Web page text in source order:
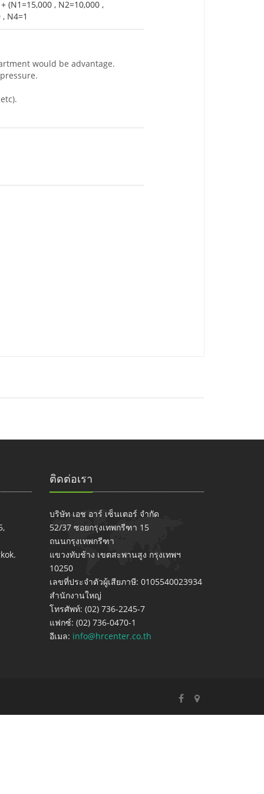
(N1=15,000 , N2=10,000 ,
N4=1
would be advantage.
ติดต่อเรา
บริษัท เอช อาร์ เซ็นเตอร์ จำกัด
52/37 ซอยกรุงเทพกรีฑา 15
ถนนกรุงเทพกรีฑา
แขวงทับช้าง เขตสะพานสูง กรุงเทพฯ
10250
เลขที่ประจำตัวผู้เสียภาษี: 0105540023934
สำนักงานใหญ่
โทรศัพท์: (02) 736-2245-7
แฟกซ์: (02) 736-0470-1
อีเมล: info@hrcenter.co.th